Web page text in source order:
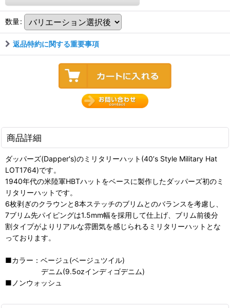
数量:
返品特約に関する重要事項
商品詳細
ダッパーズ(Dapper's)のミリタリーハット(40’s Style Military Hat
LOT1764)です。
1940年代の米陸軍HBTハットをベースに製作したダッパーズ初のミ
リタリーハットです。
6枚剥ぎのクラウンと8本ステッチのブリムとのバランスを考慮し、
7ブリム先パイピングは1.5mm幅を採用して仕上げ、ブリム前後分
割タイプがよりリアルな雰囲気を感じられるミリタリーハットとな
っております。
■カラー：ベージュ(ベージュツイル)
デニム(9.5ozインディゴデニム)
■ノンウォッシュ